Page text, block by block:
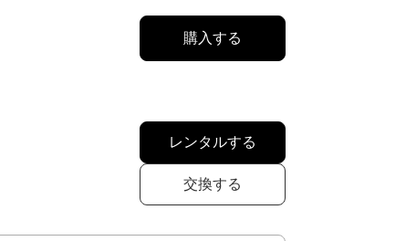
購入する
レンタルする
交換する